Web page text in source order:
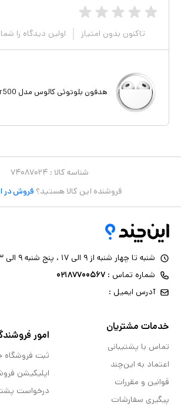
تاکنون بدون امتیاز اولین دیدگاه را
هدفون بلوتوثی کالوس مدل air500
شناسه کالا : ۷۴۰۸۷۰۲۴
فروشنده این کالا هستید؟ فروش در
شنبه تا چهار شنبه از ۹ الی ۱۷ ، پنج شنبه ۹ الی ۱۳
شماره تماس : ۰۲۱۸۷۷۰۰۵۶۷
آدرس ایمیل :
خدمات مشتریان
تماس با پشتیبانی
اعتماد به این‌چند
قوانین و مقررات
پیگیری سفارشات
امور
ثبت فروشگاه
اپلیکیشن
درخواست